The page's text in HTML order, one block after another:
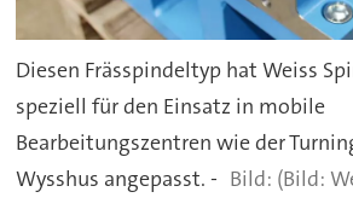
Diesen Frässpindeltyp hat Weiss
speziell für den Einsatz in mobile
Bearbeitungszentren wie der
Wysshus angepasst. -
(Bild: